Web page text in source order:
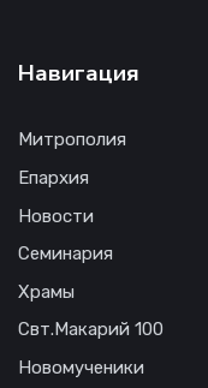
Навигация
Митрополия
Епархия
Новости
Семинария
Храмы
Свт.Макарий 100
Новомученики